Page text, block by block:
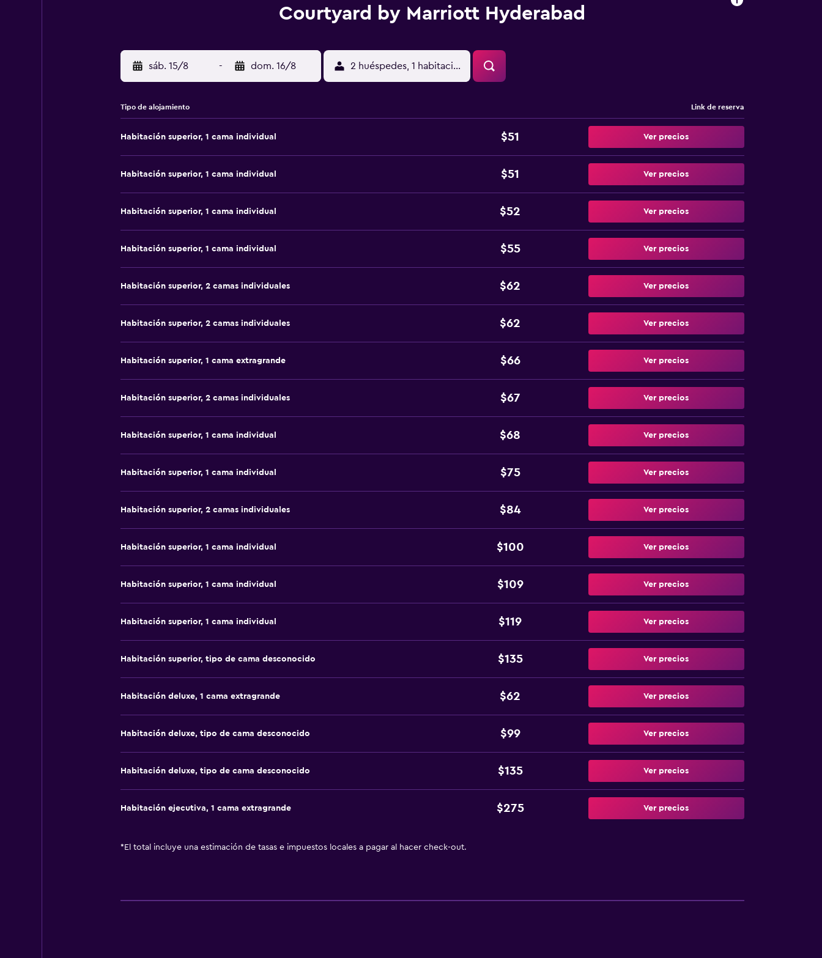
Courtyard by Marriott Hyderabad
sáb. 15/8 - dom. 16/8 2 huéspedes, 1 habitación
Tipo de alojamiento Link de reserva
Habitación superior, 1 cama individual $51 Ver precios
Habitación superior, 1 cama individual $51 Ver precios
Habitación superior, 1 cama individual $52 Ver precios
Habitación superior, 1 cama individual $55 Ver precios
Habitación superior, 2 camas individuales $62 Ver precios
Habitación superior, 2 camas individuales $62 Ver precios
Habitación superior, 1 cama extragrande $66 Ver precios
Habitación superior, 2 camas individuales $67 Ver precios
Habitación superior, 1 cama individual $68 Ver precios
Habitación superior, 1 cama individual $75 Ver precios
Habitación superior, 2 camas individuales $84 Ver precios
Habitación superior, 1 cama individual $100 Ver precios
Habitación superior, 1 cama individual $109 Ver precios
Habitación superior, 1 cama individual $119 Ver precios
Habitación superior, tipo de cama desconocido $135 Ver precios
Habitación deluxe, 1 cama extragrande $62 Ver precios
Habitación deluxe, tipo de cama desconocido $99 Ver precios
Habitación deluxe, tipo de cama desconocido $135 Ver precios
Habitación ejecutiva, 1 cama extragrande $275 Ver precios
* El total incluye una estimación de tasas e impuestos locales a pagar al hacer check-out.